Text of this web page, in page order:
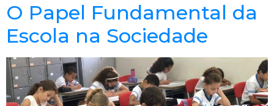
O Papel Fundamental da
Escola na Sociedade